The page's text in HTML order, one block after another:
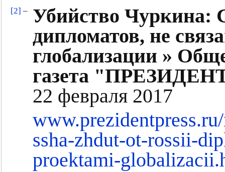
[2] – Убийство Чуркина:
дипломатов, не
глобализации »
газета
22 февраля 2017
ssha-zhdut-ot-rossii-
proektami-